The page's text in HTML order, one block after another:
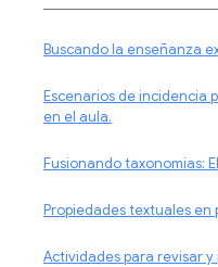
Buscando la enseñanza
Escenarios de incidencia
en el aula.
Fusionando taxonomías:
Propiedades textuales en
Actividades para revisar y